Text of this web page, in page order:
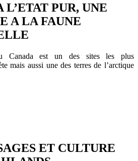
L’ETAT PUR, UNE
A LA FAUNE
Canada est un des sites les plus
mais aussi une des terres de l’arctique
ET CULTURE